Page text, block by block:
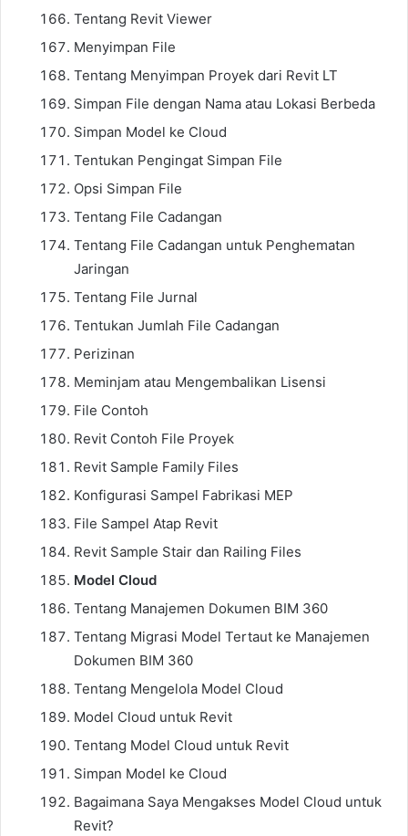
Tentang Revit Viewer
Menyimpan File
Tentang Menyimpan Proyek dari Revit LT
Simpan File dengan Nama atau Lokasi Berbeda
Simpan Model ke Cloud
Tentukan Pengingat Simpan File
Opsi Simpan File
Tentang File Cadangan
Tentang File Cadangan untuk Penghematan
Jaringan
Tentang File Jurnal
Tentukan Jumlah File Cadangan
Perizinan
Meminjam atau Mengembalikan Lisensi
File Contoh
Revit Contoh File Proyek
Revit Sample Family Files
Konfigurasi Sampel Fabrikasi MEP
File Sampel Atap Revit
Revit Sample Stair dan Railing Files
Model Cloud
Tentang Manajemen Dokumen BIM 360
Tentang Migrasi Model Tertaut ke Manajemen
Dokumen BIM 360
Tentang Mengelola Model Cloud
Model Cloud untuk Revit
Tentang Model Cloud untuk Revit
Simpan Model ke Cloud
Bagaimana Saya Mengakses Model Cloud untuk
Revit?